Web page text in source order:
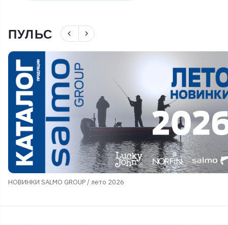
ПУЛЬС navigate_before navigate_next
НОВИНКИ SALMO GROUP / лето 2026